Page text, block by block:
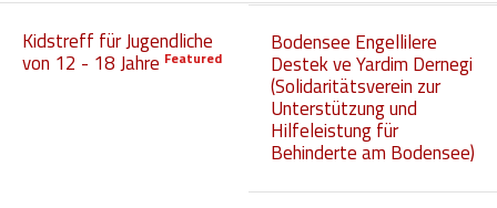
Kidstreff für Jugendliche
von 12 - 18 Jahre Featured
Bodensee Engellilere
Destek ve Yardim Dernegi
(Solidaritätsverein zur
Unterstützung und
Hilfeleistung für
Behinderte am Bodensee)
Beihilfen, finanzielle Unterstützungen
Freizeit
Gesundheitliche Rehabilitation